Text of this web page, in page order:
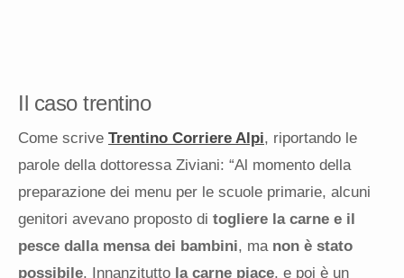
Il caso trentino
Come scrive Trentino Corriere Alpi, riportando le
parole della dottoressa Ziviani: “Al momento della
preparazione dei menu per le scuole primarie, alcuni
genitori avevano proposto di togliere la carne e il
pesce dalla mensa dei bambini, ma non è stato
possibile. Innanzitutto la carne piace, e poi è un